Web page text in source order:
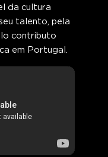
da cultura
talento, pela
contributo
em Portugal.